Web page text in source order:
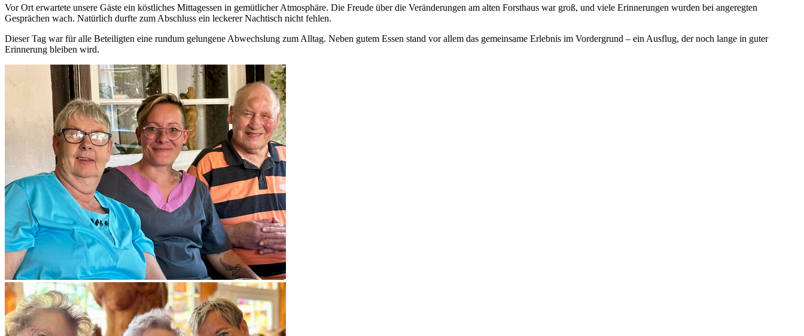
Vor Ort erwartete unsere Gäste ein köstliches Mittagessen in gemütlicher Atmosphäre. Die Freude über die Veränderungen am alten Forsthaus war groß, und viele Erinnerungen wurden bei angeregten
Gesprächen wach. Natürlich durfte zum Abschluss ein leckerer Nachtisch nicht fehlen.
Dieser Tag war für alle Beteiligten eine rundum gelungene Abwechslung zum Alltag. Neben gutem Essen stand vor allem das gemeinsame Erlebnis im Vordergrund – ein Ausflug, der noch lange in guter
Erinnerung bleiben wird.